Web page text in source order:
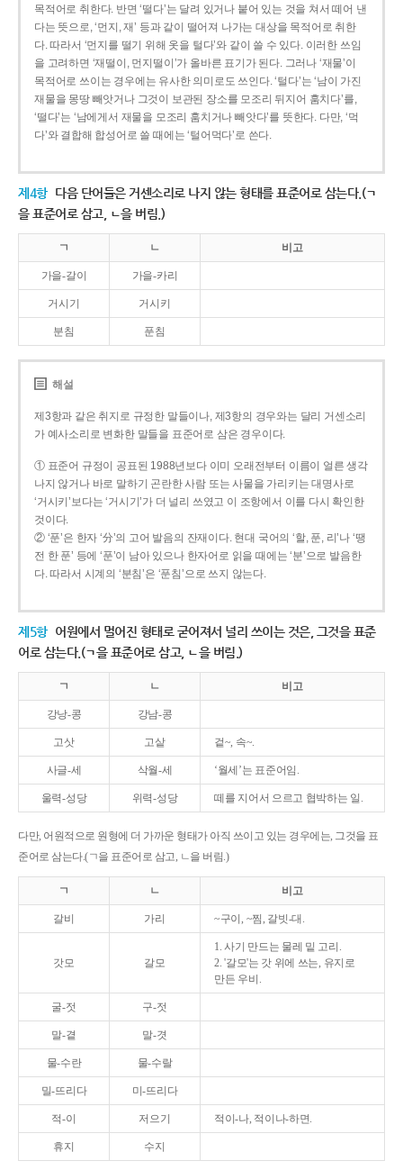
목적어로 취한다. 반면 ‘떨다’는 달려 있거나 붙어 있는 것을 쳐서 떼어 낸
다는 뜻으로, ‘먼지, 재’ 등과 같이 떨어져 나가는 대상을 목적어로 취한
다. 따라서 ‘먼지를 떨기 위해 옷을 털다’와 같이 쓸 수 있다. 이러한 쓰임
을 고려하면 ‘재떨이, 먼지떨이’가 올바른 표기가 된다. 그러나 ‘재물’이
목적어로 쓰이는 경우에는 유사한 의미로도 쓰인다. ‘털다’는 ‘남이 가진
재물을 몽땅 빼앗거나 그것이 보관된 장소를 모조리 뒤지어 훔치다’를,
‘떨다’는 ‘남에게서 재물을 모조리 훔치거나 빼앗다’를 뜻한다. 다만, ‘먹
다’와 결합해 합성어로 쓸 때에는 ‘털어먹다’로 쓴다.
제4항 다음 단어들은 거센소리로 나지 않는 형태를 표준어로 삼는다.(ㄱ
을 표준어로 삼고, ㄴ을 버림.)
ㄱ ㄴ 비고
가을-갈이 가을-카리
거시기 거시키
분침 푼침
해설
제3항과 같은 취지로 규정한 말들이나, 제3항의 경우와는 달리 거센소리
가 예사소리로 변화한 말들을 표준어로 삼은 경우이다.
① 표준어 규정이 공표된 1988년보다 이미 오래전부터 이름이 얼른 생각
나지 않거나 바로 말하기 곤란한 사람 또는 사물을 가리키는 대명사로
‘거시키’보다는 ‘거시기’가 더 널리 쓰였고 이 조항에서 이를 다시 확인한
것이다.
② ‘푼’은 한자 ‘分’의 고어 발음의 잔재이다. 현대 국어의 ‘할, 푼, 리’나 ‘땡
전 한 푼’ 등에 ‘푼’이 남아 있으나 한자어로 읽을 때에는 ‘분’으로 발음한
다. 따라서 시계의 ‘분침’은 ‘푼침’으로 쓰지 않는다.
제5항 어원에서 멀어진 형태로 굳어져서 널리 쓰이는 것은, 그것을 표준
어로 삼는다.(ㄱ을 표준어로 삼고, ㄴ을 버림.)
ㄱ ㄴ 비고
강낭-콩 강남-콩
고삿 고샅 겉~, 속~.
사글-세 삭월-세 ‘월세’는 표준어임.
울력-성당 위력-성당 떼를 지어서 으르고 협박하는 일.
다만, 어원적으로 원형에 더 가까운 형태가 아직 쓰이고 있는 경우에는, 그것을 표
준어로 삼는다.(ㄱ을 표준어로 삼고, ㄴ을 버림.)
ㄱ ㄴ 비고
갈비 가리 ~구이, ~찜, 갈빗-대.
갓모 갈모
1. 사기 만드는 물레 밑 고리.
2. '갈모'는 갓 위에 쓰는, 유지로
만든 우비.
굴-젓 구-젓
말-곁 말-겻
물-수란 물-수랄
밀-뜨리다 미-뜨리다
적-이 저으기 적이-나, 적이나-하면.
휴지 수지